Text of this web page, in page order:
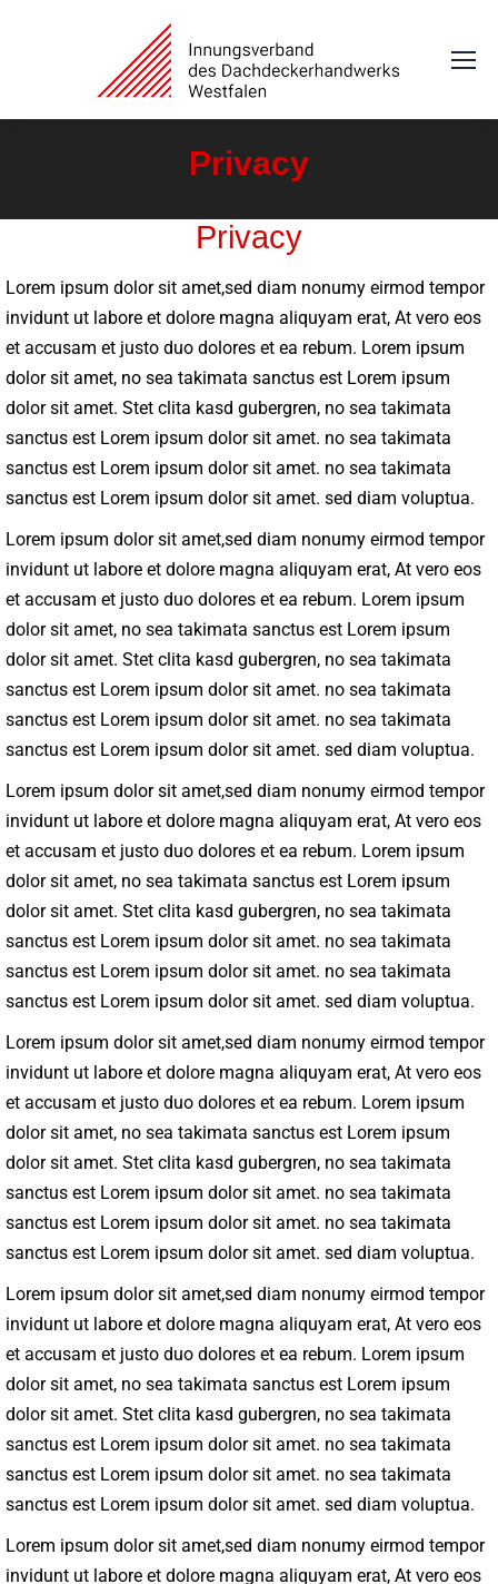
Privacy
Sie befinden sich hier:
Privacy
Lorem ipsum dolor sit amet,sed diam nonumy eirmod tempor
invidunt ut labore et dolore magna aliquyam erat, At vero eos
et accusam et justo duo dolores et ea rebum. Lorem ipsum
dolor sit amet, no sea takimata sanctus est Lorem ipsum
dolor sit amet. Stet clita kasd gubergren, no sea takimata
sanctus est Lorem ipsum dolor sit amet. no sea takimata
sanctus est Lorem ipsum dolor sit amet. no sea takimata
sanctus est Lorem ipsum dolor sit amet. sed diam voluptua.
Lorem ipsum dolor sit amet,sed diam nonumy eirmod tempor
invidunt ut labore et dolore magna aliquyam erat, At vero eos
et accusam et justo duo dolores et ea rebum. Lorem ipsum
dolor sit amet, no sea takimata sanctus est Lorem ipsum
dolor sit amet. Stet clita kasd gubergren, no sea takimata
sanctus est Lorem ipsum dolor sit amet. no sea takimata
sanctus est Lorem ipsum dolor sit amet. no sea takimata
sanctus est Lorem ipsum dolor sit amet. sed diam voluptua.
Lorem ipsum dolor sit amet,sed diam nonumy eirmod tempor
invidunt ut labore et dolore magna aliquyam erat, At vero eos
et accusam et justo duo dolores et ea rebum. Lorem ipsum
dolor sit amet, no sea takimata sanctus est Lorem ipsum
dolor sit amet. Stet clita kasd gubergren, no sea takimata
sanctus est Lorem ipsum dolor sit amet. no sea takimata
sanctus est Lorem ipsum dolor sit amet. no sea takimata
sanctus est Lorem ipsum dolor sit amet. sed diam voluptua.
Lorem ipsum dolor sit amet,sed diam nonumy eirmod tempor
invidunt ut labore et dolore magna aliquyam erat, At vero eos
et accusam et justo duo dolores et ea rebum. Lorem ipsum
dolor sit amet, no sea takimata sanctus est Lorem ipsum
dolor sit amet. Stet clita kasd gubergren, no sea takimata
sanctus est Lorem ipsum dolor sit amet. no sea takimata
sanctus est Lorem ipsum dolor sit amet. no sea takimata
sanctus est Lorem ipsum dolor sit amet. sed diam voluptua.
Lorem ipsum dolor sit amet,sed diam nonumy eirmod tempor
invidunt ut labore et dolore magna aliquyam erat, At vero eos
et accusam et justo duo dolores et ea rebum. Lorem ipsum
dolor sit amet, no sea takimata sanctus est Lorem ipsum
dolor sit amet. Stet clita kasd gubergren, no sea takimata
sanctus est Lorem ipsum dolor sit amet. no sea takimata
sanctus est Lorem ipsum dolor sit amet. no sea takimata
sanctus est Lorem ipsum dolor sit amet. sed diam voluptua.
Lorem ipsum dolor sit amet,sed diam nonumy eirmod tempor
invidunt ut labore et dolore magna aliquyam erat, At vero eos